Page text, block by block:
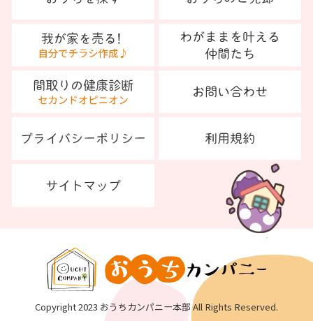
Copyright 2023 おうちカンパニー本部 All Rights Reserved.